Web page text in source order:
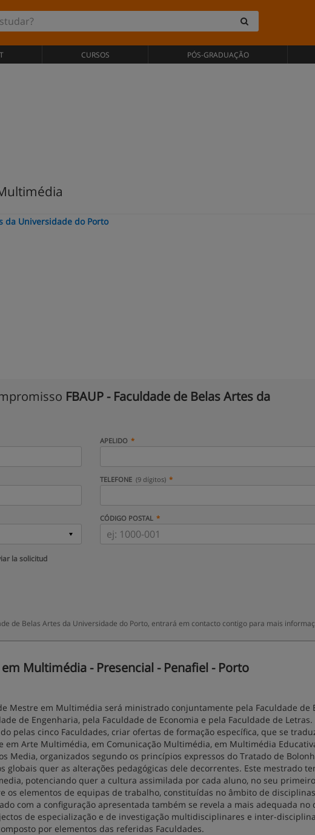
CURSOS PÓS-GRADUAÇÃO
da Universidade do Porto
FBAUP - Faculdade de Belas Artes da
APELIDO
TELEFONE (9 dígitos)
CÓDIGO POSTAL
la solicitud
de Belas Artes da Universidade do Porto, entrará em contacto contigo para mais
Multimédia - Presencial - Penafiel - Porto
Mestre em Multimédia será ministrado conjuntamente pela Faculdade de
de Engenharia, pela Faculdade de Economia e pela Faculdade de Letras.
pelas cinco Faculdades, criar ofertas de formação específica, que se
em Arte Multimédia, em Comunicação Multimédia, em Multimédia
Media, organizados segundo os princípios expressos do Tratado de
globais quer as alterações pedagógicas dele decorrentes. Este mestrado
potenciando quer a cultura assimilada por cada aluno, no seu
elementos de equipas de trabalho, constituídas no âmbito de
com a configuração apresentada também se revela a mais adequada no
de especialização e de investigação multidisciplinares e inter-
por elementos das referidas Faculdades.